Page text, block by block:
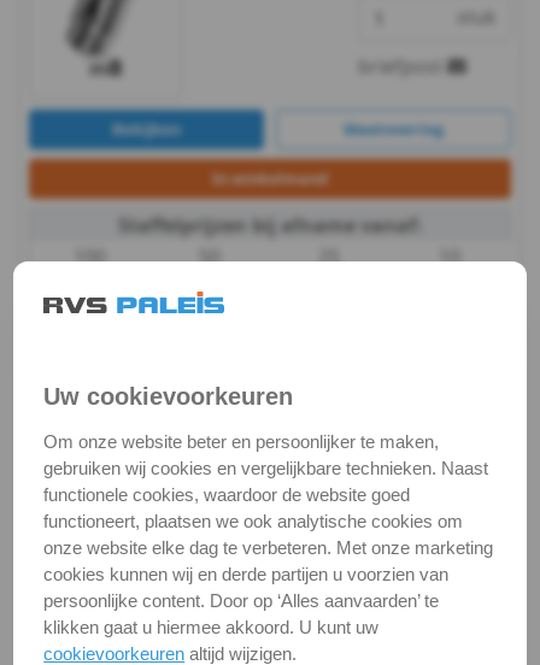
Touw
-
Seilflechter
briefpost
Bekijken Maatvoering
In winkelmand
Staffelprijzen bij afname vanaf:
100
50 25
10
excl.btw
€ 1,01
excl.btw
m8 / per stuk -
9021-2-8.4_1
Op voorraad
€ 0,23incl. btw
Voorraad:17116
stuk
briefpost
Bekijken Maatvoering
Uw cookievoorkeuren
Om onze website beter en persoonlijker te maken,
gebruiken wij cookies en vergelijkbare technieken. Naast
functionele cookies, waardoor de website goed
functioneert, plaatsen we ook analytische cookies om
onze website elke dag te verbeteren. Met onze marketing
cookies kunnen wij en derde partijen u voorzien van
persoonlijke content. Door op ‘Alles aanvaarden’ te
klikken gaat u hiermee akkoord. U kunt uw
cookievoorkeuren altijd wijzigen.